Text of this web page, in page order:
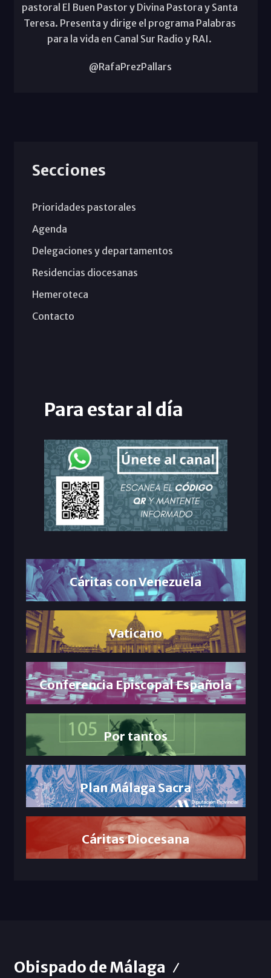
pastoral El Buen Pastor y Divina Pastora y Santa
Teresa. Presenta y dirige el programa Palabras
para la vida en Canal Sur Radio y RAI.
@RafaPrezPallars
Secciones
Prioridades pastorales
Agenda
Delegaciones y departamentos
Residencias diocesanas
Hemeroteca
Contacto
Para estar al día
Cáritas con Venezuela
Vaticano
Conferencia Episcopal Española
Por tantos
Plan Málaga Sacra
Cáritas Diocesana
Obispado de Málaga